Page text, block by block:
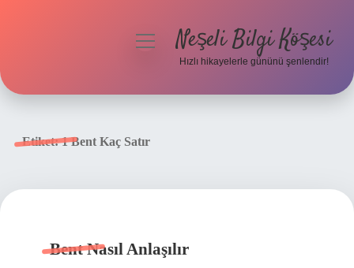
menüyüNeşeli Bilgi Köşesi
Hızlı hikayelerle gününü şenlendir!
Etiket:1 Bent Kaç Satır
Bent Nasıl Anlaşılır